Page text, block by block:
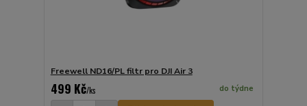
Freewell ND16/PL filtr pro DJI Air 3
499 Kč/ks do týdne